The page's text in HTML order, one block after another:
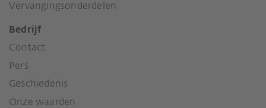
Vervangingsonderdelen
Bedrijf
Contact
Pers
Geschiedenis
Onze waarden